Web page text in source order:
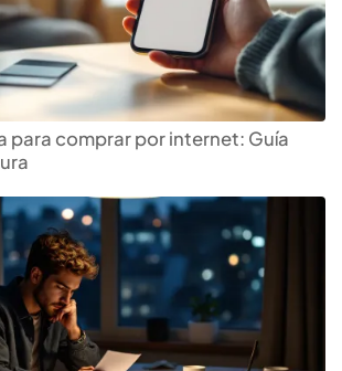
para comprar por internet: Guía